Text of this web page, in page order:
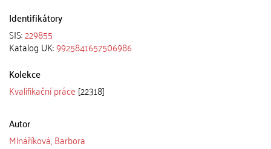
Identifikátory
SIS:229855
Katalog UK:9925841657506986
Kolekce
Kvalifikační práce [22318]
Autor
Mlnáříková, Barbora